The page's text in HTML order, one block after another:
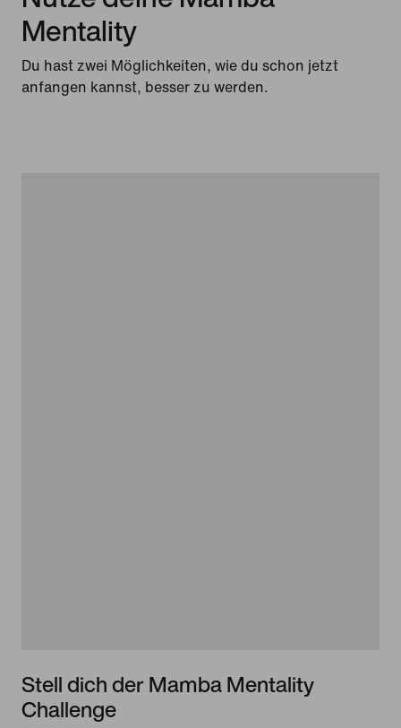
Mentality
Du hast zwei Möglichkeiten, wie du schon jetzt
anfangen kannst, besser zu werden.
Stell dich der Mamba Mentality
Challenge